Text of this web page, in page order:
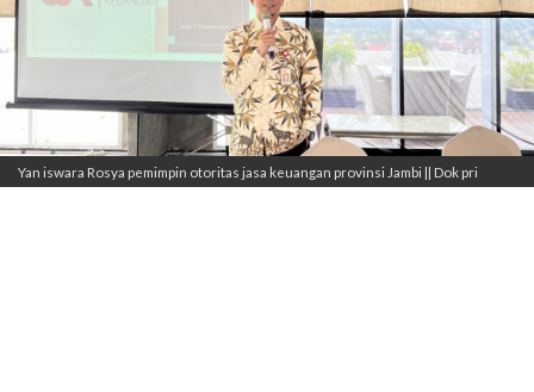
Yan iswara Rosya pemimpin otoritas jasa keuangan provinsi Jambi || Dok pri